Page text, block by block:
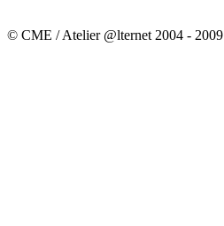
© CME / Atelier @lternet 2004 - 2009